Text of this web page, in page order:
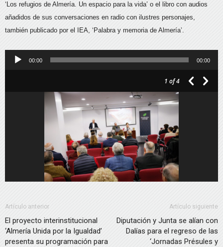
‘Los refugios de Almería. Un espacio para la vida’ o el libro con audios
añadidos de sus conversaciones en radio con ilustres personajes,
también publicado por el IEA, ‘Palabra y memoria de Almería’.
Reproductor
00:00 00:00
1 of 4
Artículo anterior
El proyecto interinstitucional
‘Almería Unida por la Igualdad’
presenta su programación para
Artículo siguiente
Diputación y Junta se alían con
Dalías para el regreso de las
‘Jornadas Présules y